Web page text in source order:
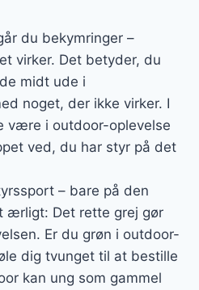
du bekymringer –
virker. Det betyder, du
midt ude i
noget, der ikke virker. I
være i outdoor-oplevelse
ved, du har styr på det
– bare på den
ærligt: Det rette grej gør
Er du grøn i outdoor-
dig tvunget til at bestille
kan ung som gammel